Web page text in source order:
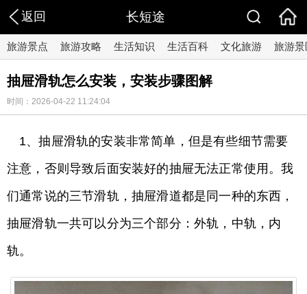
返回 长短途
旅游景点 旅游攻略 生活知识 生活百科 文化旅游 旅游景
抽屉滑轨怎么安装，安装步骤图解
时间：2026-04-22 11:24:04
1、抽屉滑轨的安装非常简单，但是有些细节需要
注意，否则导致后面安装好的抽屉无法正常使用。我
们通常说的三节滑轨，抽屉滑道都是同一种的东西，
抽屉滑轨一共可以分为三个部分：外轨，中轨，内
轨。